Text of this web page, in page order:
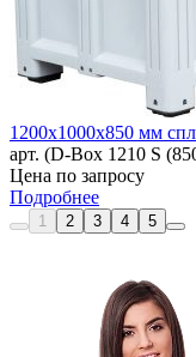
1200x1000x850 мм
арт. (D-Box 1210 S
Цена по запросу
Подробнее
1 2 3 4 5